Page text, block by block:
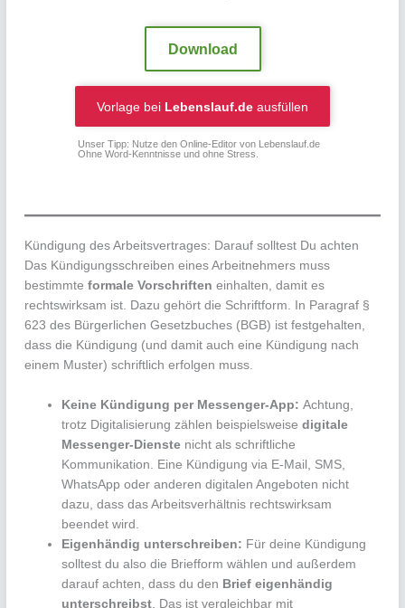
Download
Vorlage bei Lebenslauf.de ausfüllen
Unser Tipp: Nutze den Online-Editor von Lebenslauf.de
Ohne Word-Kenntnisse und ohne Stress.
Kündigung des Arbeitsvertrages: Darauf solltest Du achten
Das Kündigungsschreiben eines Arbeitnehmers muss
bestimmteformale Vorschriften einhalten, damit es
rechtswirksam ist. Dazu gehört die Schriftform. In Paragraf §
623 des Bürgerlichen Gesetzbuches (BGB) ist festgehalten,
dass die Kündigung (und damit auch eine Kündigung nach
einem Muster) schriftlich erfolgen muss.
Keine Kündigung per Messenger-App: Achtung,
trotz Digitalisierung zählen beispielsweisedigitale
Messenger-Dienste nicht als schriftliche
Kommunikation. Eine Kündigung via E-Mail, SMS,
WhatsApp oder anderen digitalen Angeboten nicht
dazu, dass das Arbeitsverhältnis rechtswirksam
beendet wird.
Eigenhändig unterschreiben: Für deine Kündigung
solltest du also die Briefform wählen und außerdem
darauf achten, dass du den Brief eigenhändig
unterschreibst . Das ist vergleichbar mit